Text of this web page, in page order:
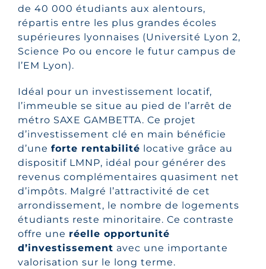
de 40 000 étudiants aux alentours,
répartis entre les plus grandes écoles
supérieures lyonnaises (Université Lyon 2,
Science Po ou encore le futur campus de
l’EM Lyon).
Idéal pour un investissement locatif,
l’immeuble se situe au pied de l’arrêt de
métro SAXE GAMBETTA. Ce projet
d’investissement clé en main bénéficie
d’une forte rentabilité locative grâce au
dispositif LMNP, idéal pour générer des
revenus complémentaires quasiment net
d’impôts. Malgré l’attractivité de cet
arrondissement, le nombre de logements
étudiants reste minoritaire. Ce contraste
offre une réelle opportunité
d’investissement avec une importante
valorisation sur le long terme.